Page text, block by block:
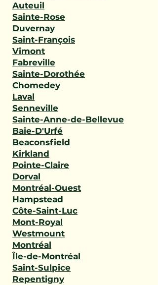
Auteuil
Sainte-Rose
Duvernay
Saint-François
Vimont
Fabreville
Sainte-Dorothée
Chomedey
Laval
Senneville
Sainte-Anne-de-Bellevue
Baie-D'Urfé
Beaconsfield
Kirkland
Pointe-Claire
Dorval
Montréal-Ouest
Hampstead
Côte-Saint-Luc
Mont-Royal
Westmount
Montréal
Île-de-Montréal
Saint-Sulpice
Repentigny